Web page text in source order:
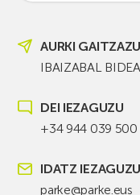
AURKI GAITZAZU
IBAIZABAL
DEI IEZAGUZU
+34 944 039 500
IDATZ IEZAGUZU
parke@parke.eus